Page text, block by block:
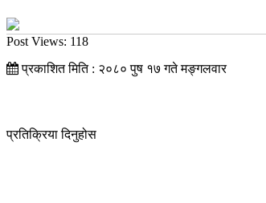
Post Views: 118
प्रकाशित मिति : २०८० पुष १७ गते मङ्गलवार
प्रतिक्रिया दिनुहोस